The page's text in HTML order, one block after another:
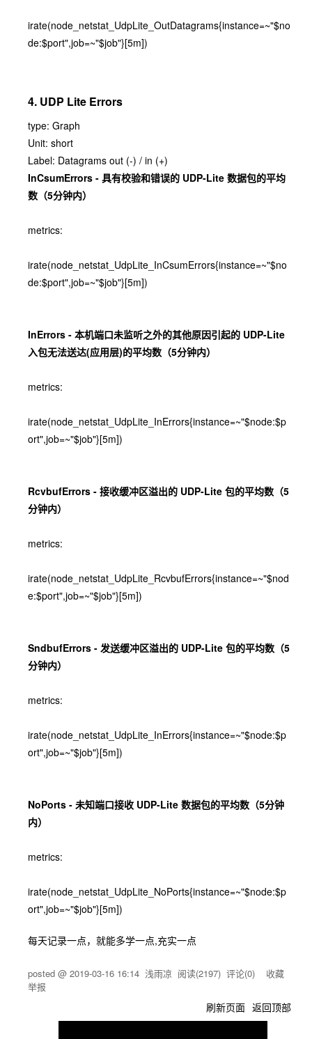
irate(node_netstat_UdpLite_OutDatagrams{instance=~"$no
de:$port",job=~"$job"}[5m])
4. UDP Lite Errors
type: Graph
Unit: short
Label: Datagrams out (-) / in (+)
InCsumErrors - 具有校验和错误的 UDP-Lite 数据包的平均
数（5分钟内）
metrics:
irate(node_netstat_UdpLite_InCsumErrors{instance=~"$no
de:$port",job=~"$job"}[5m])
InErrors - 本机端口未监听之外的其他原因引起的 UDP-Lite
入包无法送达(应用层)的平均数（5分钟内）
metrics:
irate(node_netstat_UdpLite_InErrors{instance=~"$node:$p
ort",job=~"$job"}[5m])
RcvbufErrors - 接收缓冲区溢出的 UDP-Lite 包的平均数（5
分钟内）
metrics:
irate(node_netstat_UdpLite_RcvbufErrors{instance=~"$nod
e:$port",job=~"$job"}[5m])
SndbufErrors - 发送缓冲区溢出的 UDP-Lite 包的平均数（5
分钟内）
metrics:
irate(node_netstat_UdpLite_InErrors{instance=~"$node:$p
ort",job=~"$job"}[5m])
NoPorts - 未知端口接收 UDP-Lite 数据包的平均数（5分钟
内）
metrics:
irate(node_netstat_UdpLite_NoPorts{instance=~"$node:$p
ort",job=~"$job"}[5m])
每天记录一点，就能多学一点,充实一点
posted @ 2019-03-16 16:14 浅雨凉 阅读(2197) 评论(0) 收藏
举报
刷新页面 返回顶部